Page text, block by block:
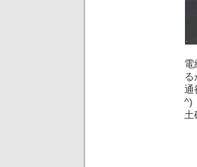
る
通
^)